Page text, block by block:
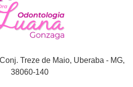
Treze de Maio, Uberaba - MG,
38060-140